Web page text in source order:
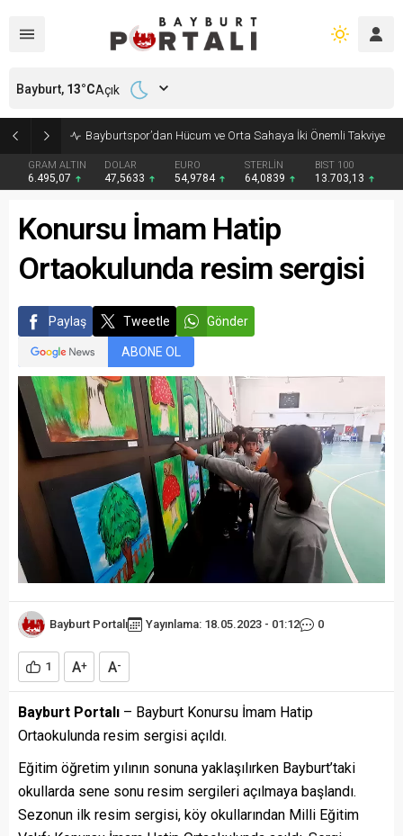
Bayburt’ta Minik Öğrencilere Jandarma Mesleği Tanıtıldı
GRAM ALTIN
6.495,07
DOLAR
47,5633
EURO
54,9784
STERLİN
64,0839
BIST 100
13.703,13
Bayburt, 13°CAçık
Konursu İmam Hatip
Ortaokulunda resim sergisi
Paylaş Tweetle Gönder
ABONE OL
Bayburt Portalı Yayınlama: 18.05.2023 - 01:12 0
1 A+ A-
Bayburt Portalı – Bayburt Konursu İmam Hatip
Ortaokulunda resim sergisi açıldı.
Eğitim öğretim yılının sonuna yaklaşılırken Bayburt’taki
okullarda sene sonu resim sergileri açılmaya başlandı.
Sezonun ilk resim sergisi, köy okullarından Milli Eğitim